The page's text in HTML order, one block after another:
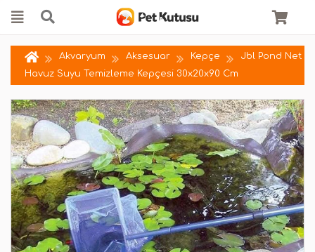
Akvaryum Aksesuar Kepçe
Jbl Pond Net
Havuz Suyu Temizleme Kepçesi 30x20x90 Cm